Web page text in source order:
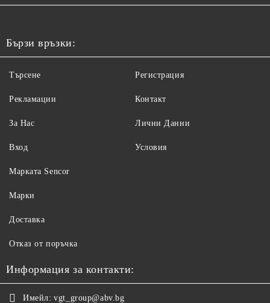
Бързи връзки:
Търсене
Рекламации
За Нас
Вход
Регистрация
Контакт
Лични Данни
Условия
Maрката Sencor
Марки
Доставка
Отказ от поръчка
Информация за контакти:
Имейл: vgt_group@abv.bg